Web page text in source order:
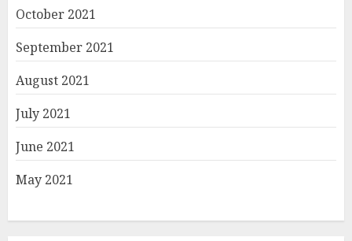
October 2021
September 2021
August 2021
July 2021
June 2021
May 2021